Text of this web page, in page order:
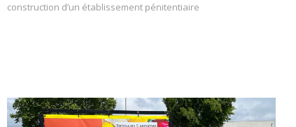
construction d’un établissement pénitentiaire